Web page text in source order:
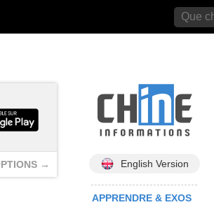
→ English Version
APPRENDRE & EXOS